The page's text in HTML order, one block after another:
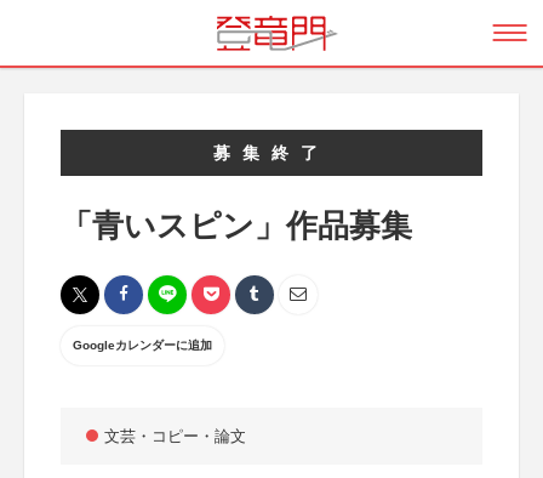
募集終了
「青いスピン」作品募集
Googleカレンダーに追加
文芸・コピー・論文